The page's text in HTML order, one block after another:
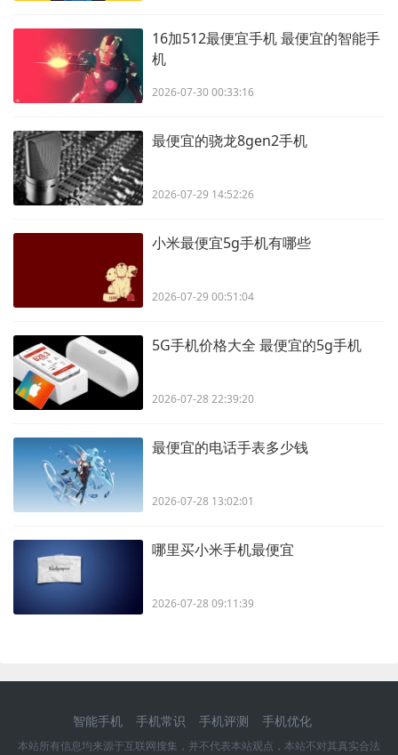
16加512最便宜手机 最便宜的智能手
机
2026-07-30 00:33:16
最便宜的骁龙8gen2手机
2026-07-29 14:52:26
小米最便宜5g手机有哪些
2026-07-29 00:51:04
5G手机价格大全 最便宜的5g手机
2026-07-28 22:39:20
最便宜的电话手表多少钱
2026-07-28 13:02:01
哪里买小米手机最便宜
2026-07-28 09:11:39
智能手机 手机常识 手机评测 手机优化
本站所有信息均来源于互联网搜集，并不代表本站观点，本站不对其真实合法